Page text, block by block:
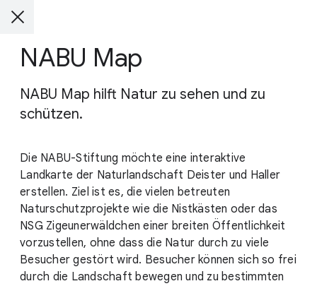
NABU Map
NABU Map hilft Natur zu sehen und zu
schützen.
Die NABU-Stiftung möchte eine interaktive
Landkarte der Naturlandschaft Deister und Haller
erstellen. Ziel ist es, die vielen betreuten
Naturschutzprojekte wie die Nistkästen oder das
NSG Zigeunerwäldchen einer breiten Öffentlichkeit
vorzustellen, ohne dass die Natur durch zu viele
Besucher gestört wird. Besucher können sich so frei
durch die Landschaft bewegen und zu bestimmten